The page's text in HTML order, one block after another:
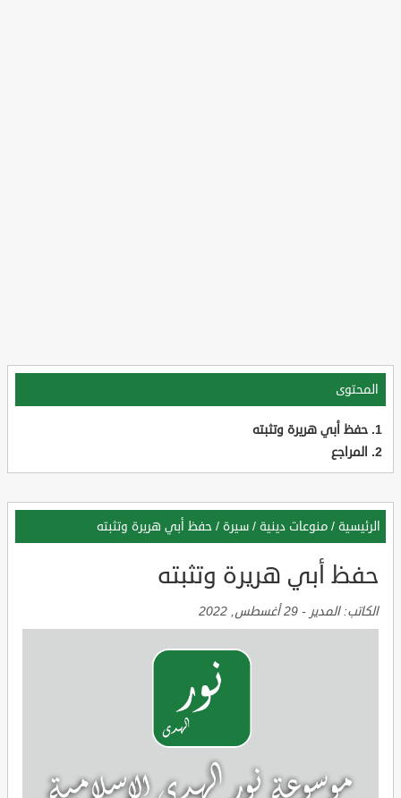
المحتوى
حفظ أبي هريرة وتثبته
المراجع
الرئيسية / منوعات دينية / سيرة / حفظ أبي هريرة وتثبته
حفظ أبي هريرة وتثبته
الكاتب:المدير - 29 أغسطس, 2022